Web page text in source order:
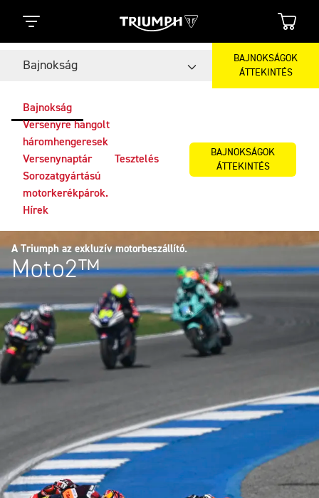
Bajnokság
BAJNOKSÁGOK
ÁTTEKINTÉS
Bajnokság
Versenyre hangolt
háromhengeresek
Versenynaptár
Tesztelés
Sorozatgyártású
motorkerékpárok.
Hírek
BAJNOKSÁGOK
ÁTTEKINTÉS
A Triumph az exkluzív motorbeszállító.
Moto2™